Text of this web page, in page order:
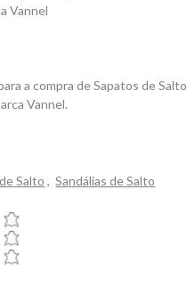
Vannel
a compra de Sapatos de Salto
Vannel.
Salto ,Sandálias de Salto